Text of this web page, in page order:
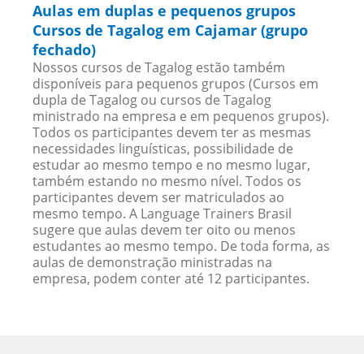
Aulas em duplas e pequenos grupos
Cursos de Tagalog em Cajamar (grupo
fechado)
Nossos cursos de Tagalog estão também
disponíveis para pequenos grupos (Cursos em
dupla de Tagalog ou cursos de Tagalog
ministrado na empresa e em pequenos grupos).
Todos os participantes devem ter as mesmas
necessidades linguísticas, possibilidade de
estudar ao mesmo tempo e no mesmo lugar,
também estando no mesmo nível. Todos os
participantes devem ser matriculados ao
mesmo tempo. A Language Trainers Brasil
sugere que aulas devem ter oito ou menos
estudantes ao mesmo tempo. De toda forma, as
aulas de demonstração ministradas na
empresa, podem conter até 12 participantes.